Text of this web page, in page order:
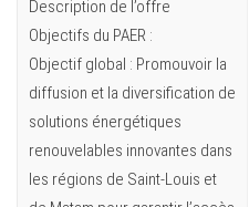
Description de l’offre
Objectifs du PAER :
Objectif global : Promouvoir la
diffusion et la diversification de
solutions énergétiques
renouvelables innovantes dans
les régions de Saint-Louis et